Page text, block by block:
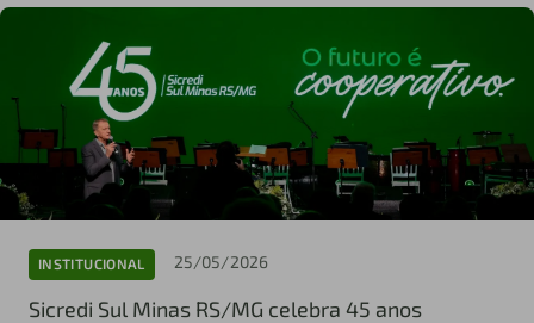
INSTITUCIONAL 25/05/2026
Sicredi Sul Minas RS/MG celebra 45 anos